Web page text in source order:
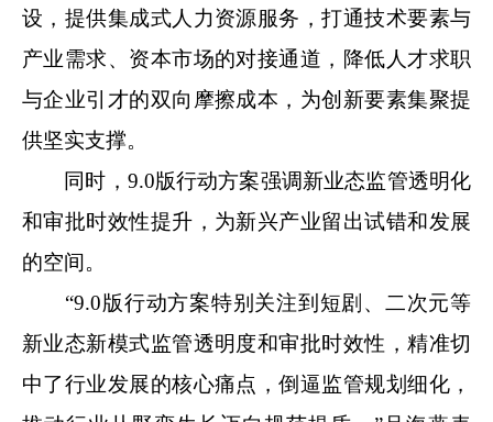
设，提供集成式人力资源服务，打通技术要素与
产业需求、资本市场的对接通道，降低人才求职
与企业引才的双向摩擦成本，为创新要素集聚提
供坚实支撑。
同时，9.0版行动方案强调新业态监管透明化
和审批时效性提升，为新兴产业留出试错和发展
的空间。
“9.0版行动方案特别关注到短剧、二次元等
新业态新模式监管透明度和审批时效性，精准切
中了行业发展的核心痛点，倒逼监管规划细化，